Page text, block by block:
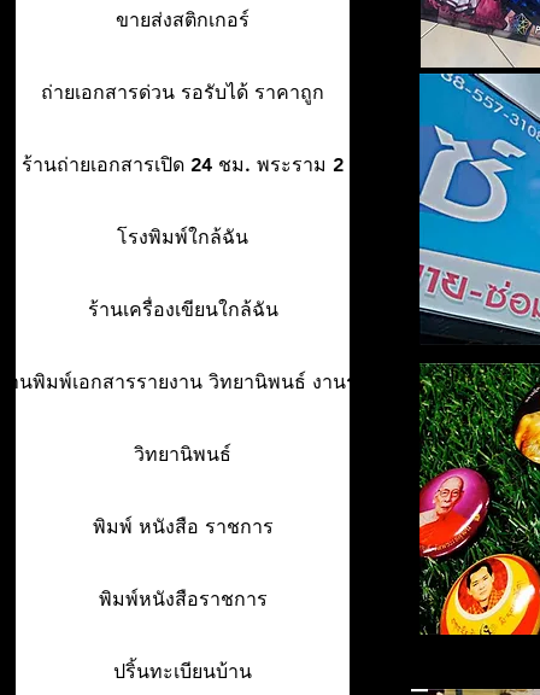
ขายส่งสติกเกอร์
ถ่ายเอกสารด่วน รอรับได้ ราคาถูก
ร้านถ่ายเอกสารเปิด 24 ชม. พระราม 2
โรงพิมพ์ใกล้ฉัน
ร้านเครื่องเขียนใกล้ฉัน
านพิมพ์เอกสารรายงาน วิทยานิพนธ์ งานรา
วิทยานิพนธ์
พิมพ์ หนังสือ ราชการ
พิมพ์หนังสือราชการ
ปริ้นทะเบียนบ้าน